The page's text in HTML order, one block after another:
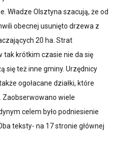
Władze Olsztyna szacują, że od
obecnej usunięto drzewa z
20 ha. Strat
tak krótkim czasie nie da się
się też inne gminy. Urzędnicy
ogołacane działki, które
Zaobserwowano wiele
celem było podniesienie
teksty- na 17 stronie głównej